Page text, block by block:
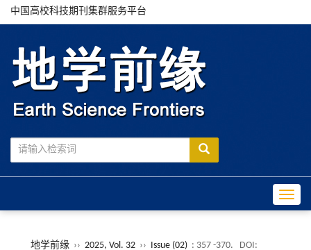
中国高校科技期刊集群服务平台
地学前缘 ›› 2025, Vol. 32 ›› Issue (02) : 357 -370.
DOI: